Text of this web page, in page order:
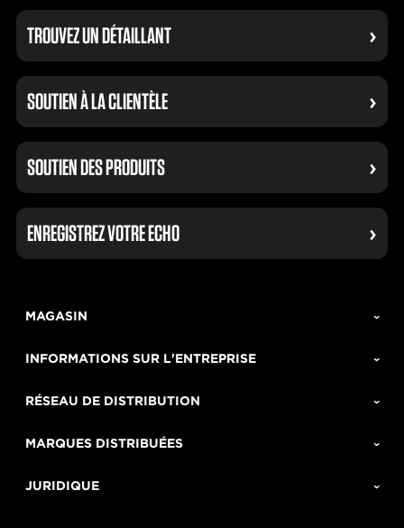
TROUVEZ UN DÉTAILLANT
SOUTIEN À LA CLIENTÈLE
SOUTIEN DES PRODUITS
ENREGISTREZ VOTRE ECHO
MAGASIN
INFORMATIONS SUR L'ENTREPRISE
RÉSEAU DE DISTRIBUTION
MARQUES DISTRIBUÉES
JURIDIQUE